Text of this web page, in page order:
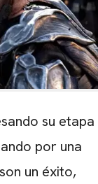
su etapa
por una
un éxito,